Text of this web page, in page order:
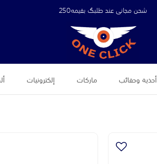
شحن مجاني عند طلبگ بقيمه250
أحذية وحقائب ماركات إلكترونيات